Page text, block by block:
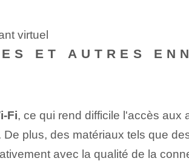
virtuel
ET AUTRES
Fi, ce qui rend difficile l'accès aux
plus, des matériaux tels que
avec la qualité de la